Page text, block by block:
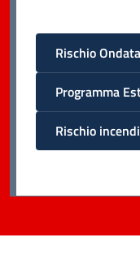
Rischio
Programma
Rischio